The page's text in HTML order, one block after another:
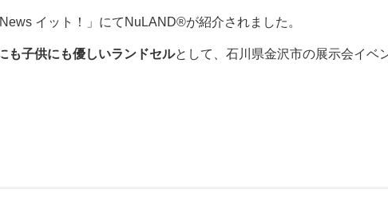
イット！」にてNuLAND®︎が紹介されました。
も子供にも優しいランドセルとして、石川県金沢市の展示会イベ